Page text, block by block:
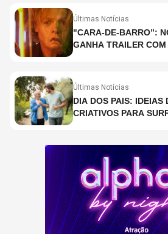
Últimas Notícias
"CARA-DE-BARRO”:
GANHA TRAILER
Últimas Notícias
DIA DOS PAIS: IDEIAS DE PRESENTES
CRIATIVOS PARA